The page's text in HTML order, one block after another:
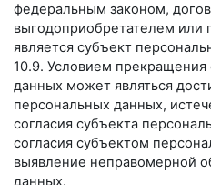
федеральным законом,
выгодоприобретателем или
является субъект
10.9. Условием
данных может являться
персональных данных,
согласия субъекта
согласия субъектом
выявление неправомерной
данных.